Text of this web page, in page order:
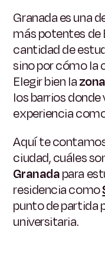
Granada es una
más potentes de
cantidad de
sino por cómo la
Elegir bien la
los barrios
experiencia
Aquí te
ciudad, cuáles
Granadapara
residencia como
punto de partida
universitaria.